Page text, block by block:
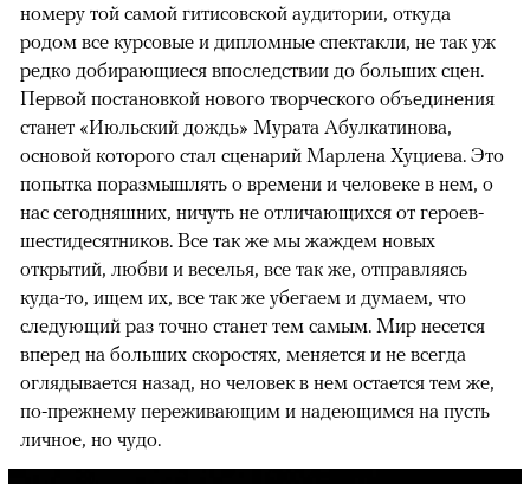
номеру той самой гитисовской аудитории, откуда
родом все курсовые и дипломные спектакли, не так уж
редко добирающиеся впоследствии до больших сцен.
Первой постановкой нового творческого объединения
станет «Июльский дождь» Мурата Абулкатинова,
основой которого стал сценарий Марлена Хуциева. Это
попытка поразмышлять о времени и человеке в нем, о
нас сегодняшних, ничуть не отличающихся от героев-
шестидесятников. Все так же мы жаждем новых
открытий, любви и веселья, все так же, отправляясь
куда-то, ищем их, все так же убегаем и думаем, что
следующий раз точно станет тем самым. Мир несется
вперед на больших скоростях, меняется и не всегда
оглядывается назад, но человек в нем остается тем же,
по-прежнему переживающим и надеющимся на пусть
личное, но чудо.